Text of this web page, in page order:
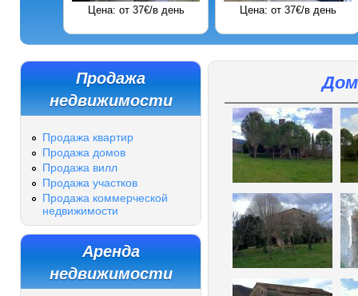
Цена: от 37€/в день Цена: от 37€/в день
Продажа
недвижимости
Продажа квартир
Продажа домов
Продажа вилл
Продажа участков
Продажа коммерческой
недвижимости
Аренда
недвижимости